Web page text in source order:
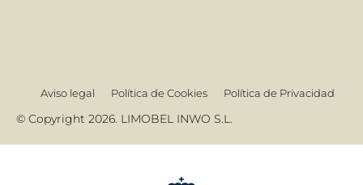
Aviso legal Política de Cookies Política de Privacidad
© Copyright 2026. LIMOBEL INWO S.L.